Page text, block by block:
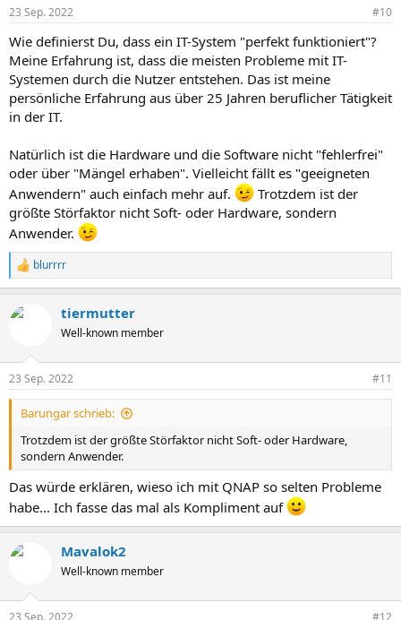
e
:
23 Sep. 2022 #10
Wie definierst Du, dass ein IT-System "perfekt funktioniert"?
Meine Erfahrung ist, dass die meisten Probleme mit IT-
Systemen durch die Nutzer entstehen. Das ist meine
persönliche Erfahrung aus über 25 Jahren beruflicher Tätigkeit
in der IT.
Natürlich ist die Hardware und die Software nicht "fehlerfrei"
oder über "Mängel erhaben". Vielleicht fällt es "geeigneten
Anwendern" auch einfach mehr auf.
Trotzdem ist der
größte Störfaktor nicht Soft- oder Hardware, sondern
Anwender.
R
e
k
e
n
blurrrr
tiermutter
Well-known member
23 Sep. 2022 #11
Barungar schrieb:
Trotzdem ist der größte Störfaktor nicht Soft- oder Hardware,
sondern Anwender.
Das würde erklären, wieso ich mit QNAP so selten Probleme
habe... Ich fasse das mal als Kompliment auf
Mavalok2
Well-known member
23 Sep. 2022 #12